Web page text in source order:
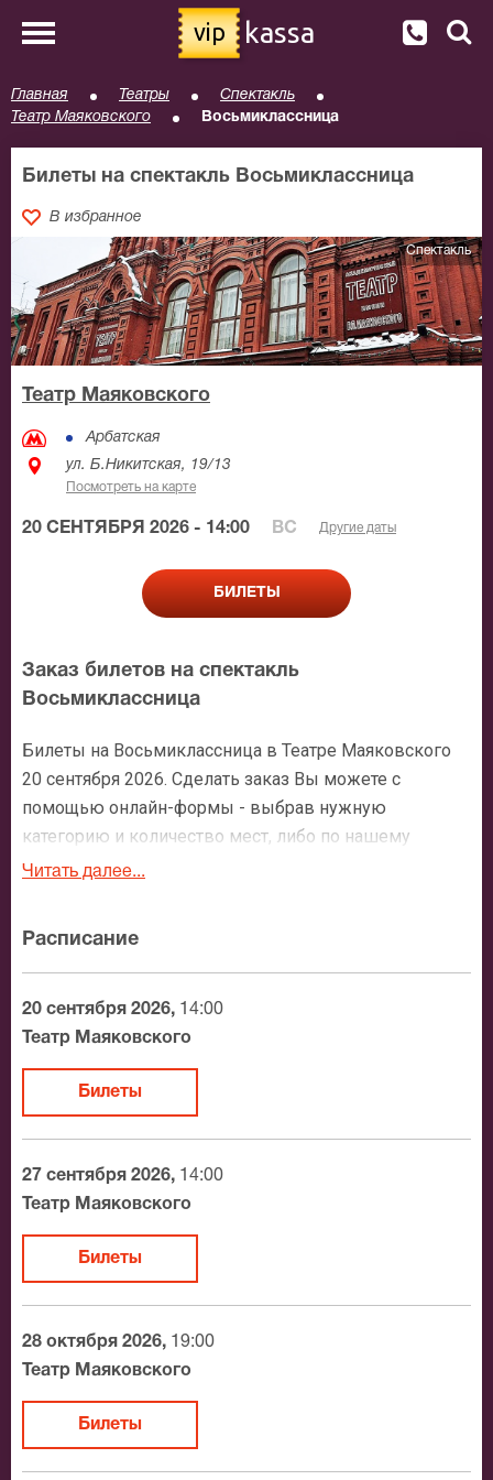
vip kassa
Главная Театры
Спектакль
Театр Маяковского
Восьмиклассница
Билеты на спектакль Восьмиклассница
В избранное
Спектакль
Театр Маяковского
Арбатская
ул. Б.Никитская, 19/13
Посмотреть на карте
20 СЕНТЯБРЯ 2026 - 14:00 ВС Другие даты
БИЛЕТЫ
Заказ билетов на спектакль
Восьмиклассница
Билеты на Восьмиклассница в Театре Маяковского
20 сентября 2026. Сделать заказ Вы можете с
помощью онлайн-формы - выбрав нужную
категорию и количество мест, либо по нашему
номеру телефона: +7 (495) 921-35-00. После
мероприятии, о расположении мест в зрительном
зале, о том как заказать билет и утвердит адрес
доставки.
Москве в течение не более 2-х часов. Бесплатная
доставка билетов осуществляется в пределах МКАД
возле метро или в пешей доступности. Оплатить
Банковским переводом
Наличными
Яндекс.Деньги
Связной
BitCoin
Читать далее...
Расписание
20 сентября 2026, 14:00
Театр Маяковского
Билеты
27 сентября 2026, 14:00
Театр Маяковского
Билеты
28 октября 2026, 19:00
Театр Маяковского
Билеты